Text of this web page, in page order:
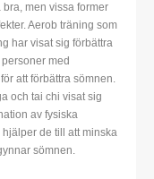
men vissa former
Aerob träning som
har visat sig förbättra
med
att förbättra sömnen.
och tai chi visat sig
av fysiska
de till att minska
sömnen.